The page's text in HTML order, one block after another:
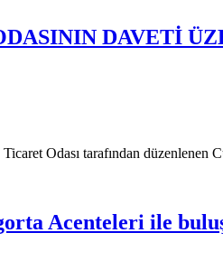
DAVETİ
Odası tarafından düzenlenen
Acenteleri ile